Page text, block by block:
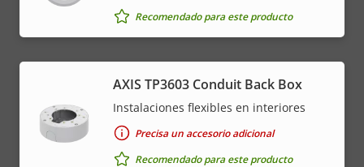
Recomendado para este producto
AXIS TP3603 Conduit Back Box
Instalaciones flexibles en interiores
Precisa un accesorio adicional
Recomendado para este producto